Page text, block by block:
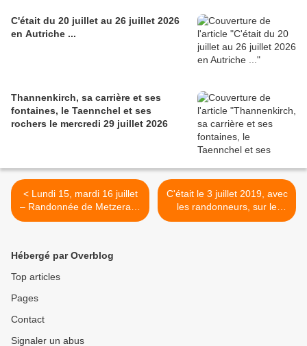
C'était du 20 juillet au 26 juillet 2026
en Autriche ...
Thannenkirch, sa carrière et ses
fontaines, le Taennchel et ses
rochers le mercredi 29 juillet 2026
< Lundi 15, mardi 16 juillet
– Randonnée de Metzeral à
Kruth, en nocturne
C'était le 3 juillet 2019, avec
les randonneurs, sur le
Sentier des Roches >
Hébergé par Overblog
Top articles
Pages
Contact
Signaler un abus